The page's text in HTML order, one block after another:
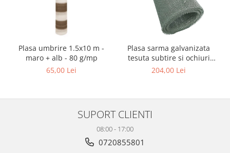
Plasa umbrire 1.5x10 m -
maro + alb - 80 g/mp
65,00 Lei
Plasa sarma galvanizata
tesuta subtire si ochiuri
medii Zn 1x12 m - 5 x 5 x
204,00 Lei
SUPORT CLIENTI
08:00 - 17:00
0720855801